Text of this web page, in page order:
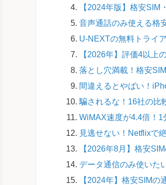
【2024年版】格安
音声通話のみ使える格
U-NEXTの無料トライ
【2026年】評価4以上
落とし穴満載！格安
間違えるとやばい！
騙されるな！16社の比
WiMAX速度が4.4倍！1
見逃せない！Netflixで
【2026年8月】格安
データ通信のみ使いた
【2024年】格安SIM